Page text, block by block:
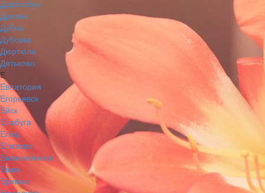
Дорогобуж
Дрезна
Дубна
Дубовка
Дюртюли
Дятьково
Е
Евпатория
Егорьевск
Ейск
Елабуга
Елец
Елизово
Еманжелинск
Емва
Ереван